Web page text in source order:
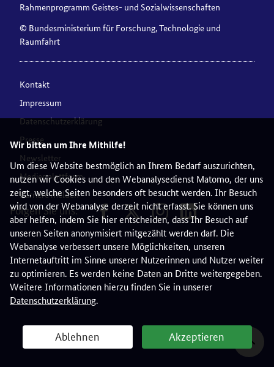
Wir bitten um Ihre Mithilfe!
Um diese Website bestmöglich an Ihrem Bedarf auszurichten,
nutzen wir Cookies und den Webanalysedienst Matomo, der uns
zeigt, welche Seiten besonders oft besucht werden. Ihr Besuch
wird von der Webanalyse derzeit nicht erfasst. Sie können uns
aber helfen, indem Sie hier entscheiden, dass Ihr Besuch auf
unseren Seiten anonymisiert mitgezählt werden darf. Die
Webanalyse verbessert unsere Möglichkeiten, unseren
Internetauftritt im Sinne unserer Nutzerinnen und Nutzer weiter
zu optimieren. Es werden keine Daten an Dritte weitergegeben.
Weitere Informationen hierzu finden Sie in unserer
Datenschutzerklärung.
Ablehnen Akzeptieren
Rahmenprogramm Geistes- und Sozialwissenschaften
© Bundesministerium für Forschung, Technologie und
Raumfahrt
Kontakt
Impressum
Datenschutzerklärung
Presse
Newsletter
Medienplattform
Barriere melden
Folgen Sie uns: